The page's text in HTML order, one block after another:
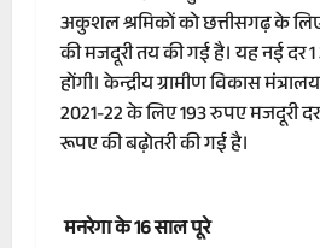
अकुशल श्रमिकों को छत्तीसगढ़ के
की मजदूरी तय की गई है। यह नई दर 1
होंगी। केन्द्रीय ग्रामीण विकास मंत्रालय
2021-22 के लिए 193 रुपए मजदूरी दर
रूपए की बढ़ोतरी की गई है।
मनरेगा के 16 साल पूरे